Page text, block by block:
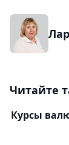
Читайте
Курсы